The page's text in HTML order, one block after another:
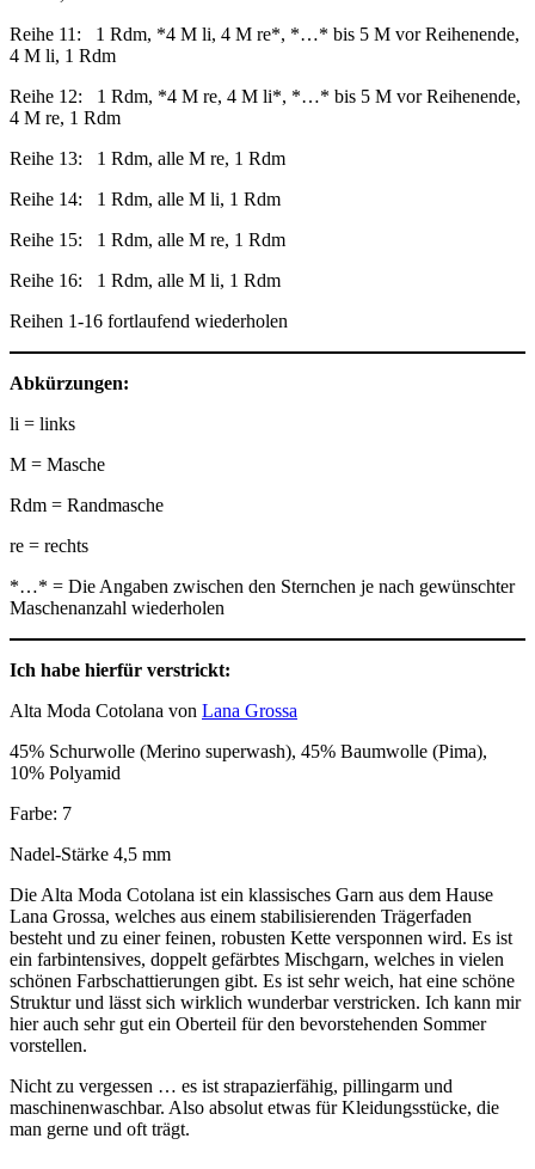
Reihe 11: 1 Rdm, *4 M li, 4 M re*, *…* bis 5 M vor Reihenende,
4 M li, 1 Rdm
Reihe 12: 1 Rdm, *4 M re, 4 M li*, *…* bis 5 M vor Reihenende,
4 M re, 1 Rdm
Reihe 13: 1 Rdm, alle M re, 1 Rdm
Reihe 14: 1 Rdm, alle M li, 1 Rdm
Reihe 15: 1 Rdm, alle M re, 1 Rdm
Reihe 16: 1 Rdm, alle M li, 1 Rdm
Reihen 1-16 fortlaufend wiederholen
Abkürzungen:
li = links
M = Masche
Rdm = Randmasche
re = rechts
*…* = Die Angaben zwischen den Sternchen je nach gewünschter
Maschenanzahl wiederholen
Ich habe hierfür verstrickt:
Alta Moda Cotolana von Lana Grossa
45% Schurwolle (Merino superwash), 45% Baumwolle (Pima),
10% Polyamid
Farbe: 7
Nadel-Stärke 4,5 mm
Die Alta Moda Cotolana ist ein klassisches Garn aus dem Hause
Lana Grossa, welches aus einem stabilisierenden Trägerfaden
besteht und zu einer feinen, robusten Kette versponnen wird. Es ist
ein farbintensives, doppelt gefärbtes Mischgarn, welches in vielen
schönen Farbschattierungen gibt. Es ist sehr weich, hat eine schöne
Struktur und lässt sich wirklich wunderbar verstricken. Ich kann mir
hier auch sehr gut ein Oberteil für den bevorstehenden Sommer
vorstellen.
Nicht zu vergessen … es ist strapazierfähig, pillingarm und
maschinenwaschbar. Also absolut etwas für Kleidungsstücke, die
man gerne und oft trägt.